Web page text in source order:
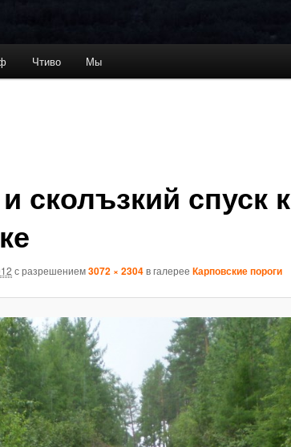
Чтиво Мы
сколъзкий спуск к
с разрешением3072 × 2304в галерееКарповские пороги